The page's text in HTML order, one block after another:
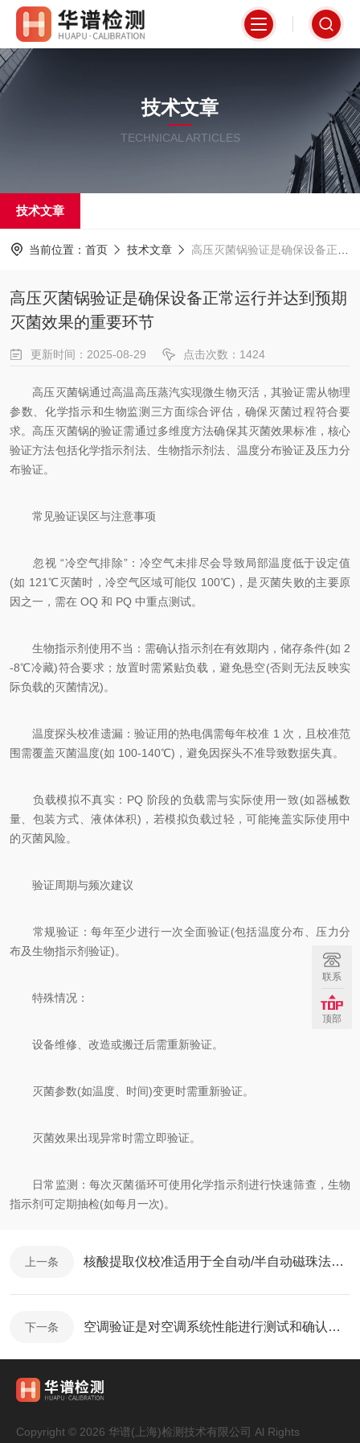
技术文章
TECHNICAL ARTICLES
技术文章
当前位置： 首页 技术文章 高压灭菌锅验证是确保设备正常运行并达到预期灭菌效果的重要环节
高压灭菌锅验证是确保设备正常运行并达到预期
灭菌效果的重要环节
更新时间：2025-08-29 点击次数：1424
高压灭菌锅通过高温高压蒸汽实现微生物灭活，其验证需从物理
参数、化学指示和生物监测三方面综合评估，确保灭菌过程符合要
求。高压灭菌锅的验证需通过多维度方法确保其灭菌效果标准，核心
验证方法包括化学指示剂法、生物指示剂法、温度分布验证及压力分
布验证。
常见验证误区与注意事项
忽视 “冷空气排除”：冷空气未排尽会导致局部温度低于设定值
(如 121℃灭菌时，冷空气区域可能仅 100℃)，是灭菌失败的主要原
因之一，需在 OQ 和 PQ 中重点测试。
生物指示剂使用不当：需确认指示剂在有效期内，储存条件(如 2
-8℃冷藏)符合要求；放置时需紧贴负载，避免悬空(否则无法反映实
际负载的灭菌情况)。
温度探头校准遗漏：验证用的热电偶需每年校准 1 次，且校准范
围需覆盖灭菌温度(如 100-140℃)，避免因探头不准导致数据失真。
负载模拟不真实：PQ 阶段的负载需与实际使用一致(如器械数
量、包装方式、液体体积)，若模拟负载过轻，可能掩盖实际使用中
的灭菌风险。
验证周期与频次建议
常规验证：每年至少进行一次全面验证(包括温度分布、压力分
布及生物指示剂验证)。
特殊情况：
设备维修、改造或搬迁后需重新验证。
灭菌参数(如温度、时间)变更时需重新验证。
灭菌效果出现异常时需立即验证。
日常监测：每次灭菌循环可使用化学指示剂进行快速筛查，生物
指示剂可定期抽检(如每月一次)。
上一条 核酸提取仪校准适用于全自动/半自动磁珠法或离心柱法设备
下一条 空调验证是对空调系统性能进行测试和确认的过程
Copyright © 2026 华谱(上海)检测技术有限公司 Al Rights
联系
顶部